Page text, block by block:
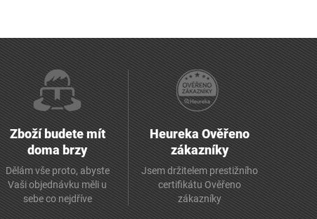
Zboží budete mít
doma brzy
Dělám vše proto, abyste
Vaši objednávku měli u
sebe co nejdříve
Heureka Ověřeno
zákazníky
Jsem držitelem prestižního
certifikátu Ověřeno
zákazníky